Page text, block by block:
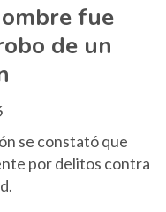
fue
de un
se constató que
por delitos contra